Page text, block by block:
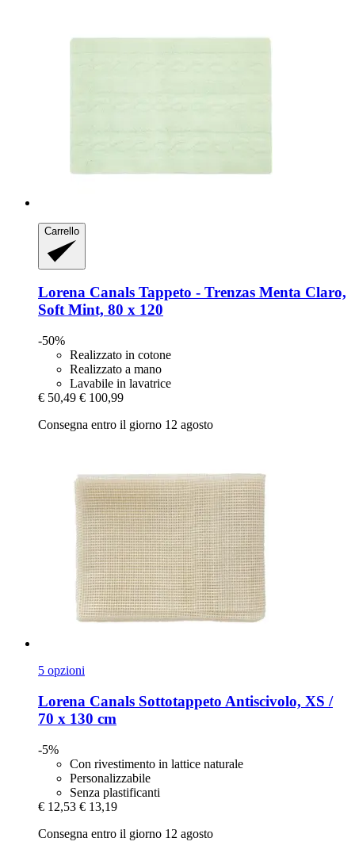
Carrello
Lorena Canals Tappeto -​ Trenzas Menta Claro,
Soft Mint, 80 x 120
-50%
Realizzato in cotone
Realizzato a mano
Lavabile in lavatrice
€ 50,49 € 100,99
Consegna entro il giorno 12 agosto
5 opzioni
Lorena Canals Sottotappeto Antiscivolo, XS /
70 x 130 cm
-5%
Con rivestimento in lattice naturale
Personalizzabile
Senza plastificanti
€ 12,53 € 13,19
Consegna entro il giorno 12 agosto